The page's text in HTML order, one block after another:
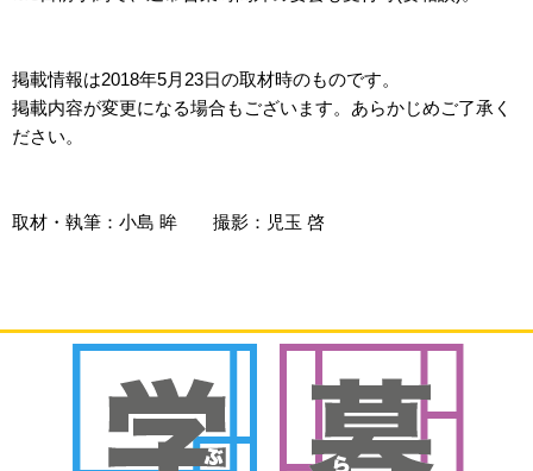
掲載情報は2018年5月23日の取材時のものです。
掲載内容が変更になる場合もございます。あらかじめご了承く
ださい。
取材・執筆：小島 眸 撮影：児玉 啓